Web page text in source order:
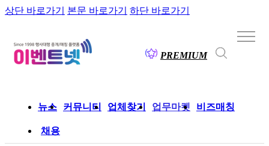
상단 바로가기 본문 바로가기 하단 바로가기
PREMIUM
뉴스 커뮤니티 업체찾기 업무마켓 비즈매칭
채용